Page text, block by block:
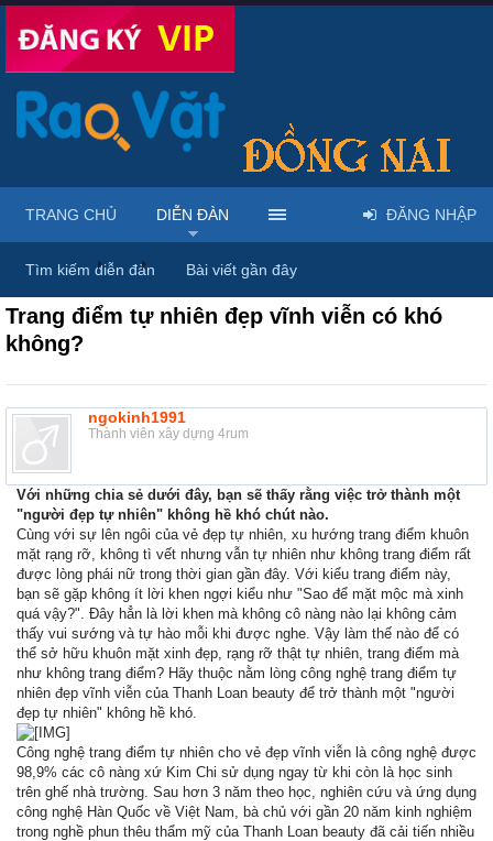
Diễn đàn ... Rao vặt tổng hợp - Uy tín - Miễn phí
Trang điểm tự nhiên đẹp vĩnh viễn có khó
không?
ngokinh1991
Thành viên xây dựng 4rum
Với những chia sẻ dưới đây, bạn sẽ thấy rằng việc trở thành một
"người đẹp tự nhiên" không hề khó chút nào.
Cùng với sự lên ngôi của vẻ đẹp tự nhiên, xu hướng trang điểm khuôn
mặt rạng rỡ, không tì vết nhưng vẫn tự nhiên như không trang điểm rất
được lòng phái nữ trong thời gian gần đây. Với kiểu trang điểm này,
bạn sẽ gặp không ít lời khen ngợi kiểu như "Sao để mặt mộc mà xinh
quá vậy?". Đây hẳn là lời khen mà không cô nàng nào lại không cảm
thấy vui sướng và tự hào mỗi khi được nghe. Vậy làm thế nào để có
thể sở hữu khuôn mặt xinh đẹp, rạng rỡ thật tự nhiên, trang điểm mà
như không trang điểm? Hãy thuộc nằm lòng công nghệ trang điểm tự
nhiên đẹp vĩnh viễn của Thanh Loan beauty để trở thành một "người
đẹp tự nhiên" không hề khó.
Công nghệ trang điểm tự nhiên cho vẻ đẹp vĩnh viễn là công nghệ được
98,9% các cô nàng xứ Kim Chi sử dụng ngay từ khi còn là học sinh
trên ghế nhà trường. Sau hơn 3 năm theo học, nghiên cứu và ứng dụng
công nghệ Hàn Quốc về Việt Nam, bà chủ với gần 20 năm kinh nghiệm
trong nghề phun thêu thẩm mỹ của Thanh Loan beauty đã cải tiến nhiều
TRANG CHỦ DIỄN ĐÀN
Tìm kiếm diễn đàn Bài viết gần đây
ĐĂNG NHẬP